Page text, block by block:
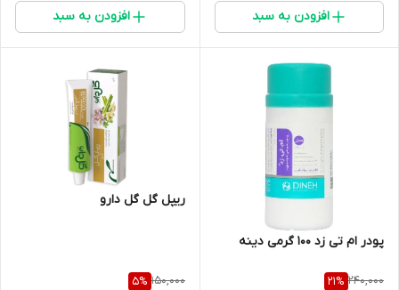
افزودن به سبد افزودن به سبد
پودر ام تی زد 100 گرمی دینه
240,000
21%
ریپل گل گل دارو
150,000
5%